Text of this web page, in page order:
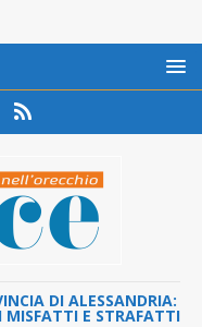
DI ALESSANDRIA:
MISFATTI E STRAFATTI